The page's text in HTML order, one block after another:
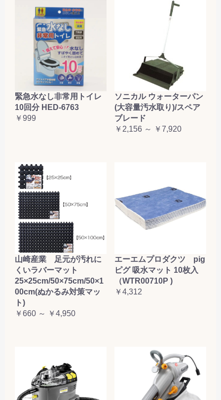
緊急水なし非常用トイレ
10回分 HED-6763
￥999
ソニカル ウォーターパン
(大容量汚水取り)/スペア
ブレード
￥2,156 ～ ￥7,920
山崎産業 足元が汚れに
くいラバーマット
25×25cm/50×75cm/50×1
00cm(ぬかるみ対策マッ
ト)
￥660 ～ ￥4,950
エーエムプロダクツ pig
ピグ 吸水マット 10枚入
（WTR00710P )
￥4,312